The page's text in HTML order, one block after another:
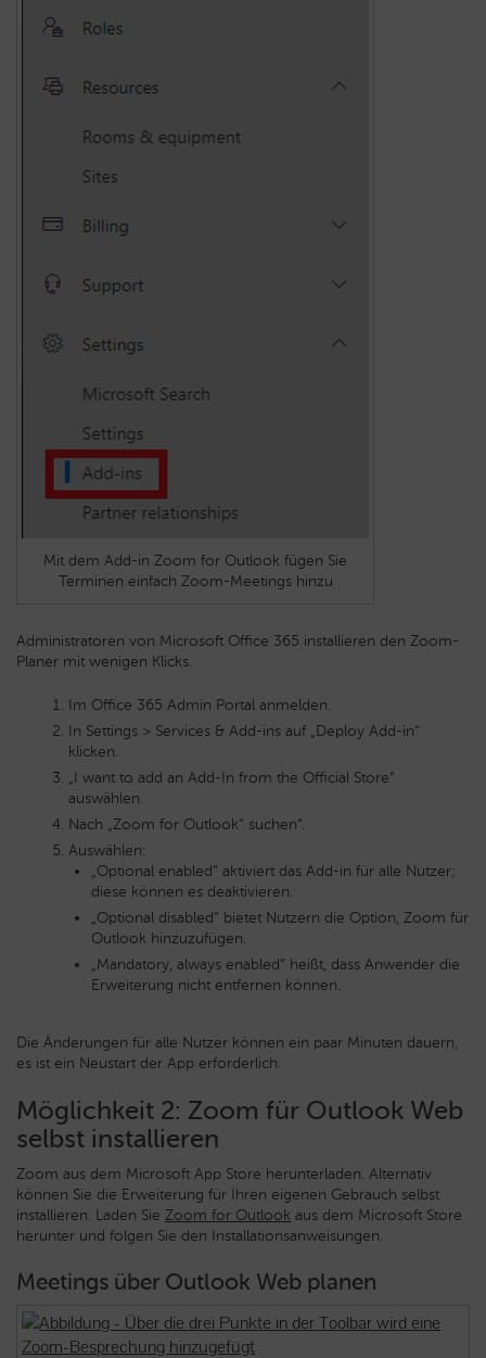
Mit dem Add-in Zoom for Outlook fügen Sie
Terminen einfach Zoom-Meetings hinzu
Administratoren von Microsoft Office 365 installieren den Zoom-
Planer mit wenigen Klicks.
Im Office 365 Admin Portal anmelden.
In Settings > Services & Add-ins auf „Deploy Add-in“
klicken.
„I want to add an Add-In from the Official Store“
auswählen.
Nach „Zoom for Outlook“ suchen“.
Auswählen:
„Optional enabled“ aktiviert das Add-in für alle Nutzer;
diese können es deaktivieren.
„Optional disabled“ bietet Nutzern die Option, Zoom für
Outlook hinzuzufügen.
„Mandatory, always enabled“ heißt, dass Anwender die
Erweiterung nicht entfernen können.
Die Änderungen für alle Nutzer können ein paar Minuten dauern,
es ist ein Neustart der App erforderlich.
Möglichkeit 2: Zoom für Outlook Web
selbst installieren
Zoom aus dem Microsoft App Store herunterladen. Alternativ
können Sie die Erweiterung für Ihren eigenen Gebrauch selbst
installieren. Laden Sie Zoom for Outlook aus dem Microsoft Store
herunter und folgen Sie den Installationsanweisungen.
Meetings über Outlook Web planen